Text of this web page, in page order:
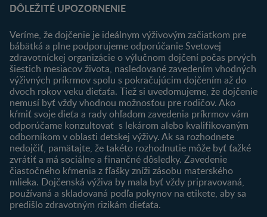
Výhody členstva
Môj účet
Registrácia
Newsletter
Prihlásenie
Produkty
Nájsť produkt
DÔLEŽITÉ UPOZORNENIE
Veríme, že dojčenie je ideálnym výživovým začiatkom pre
bábätká a plne podporujeme odporúčanie Svetovej
zdravotníckej organizácie o výlučnom dojčení počas prvých
šiestich mesiacov života, nasledované zavedením vhodných
výživných príkrmov spolu s pokračujúcim dojčením až do
dvoch rokov veku dieťaťa. Tiež si uvedomujeme, že dojčenie
nemusí byť vždy vhodnou možnosťou pre rodičov. Ako
kŕmiť svoje dieťa a rady ohľadom zavedenia príkrmov vám
odporúčame konzultovať s lekárom alebo kvalifikovaným
odborníkom v oblasti detskej výživy. Ak sa rozhodnete
nedojčiť, pamätajte, že takéto rozhodnutie môže byť ťažké
zvrátiť a má sociálne a finančné dôsledky. Zavedenie
čiastočného kŕmenia z fľašky zníži zásobu materského
mlieka. Dojčenská výživa by mala byť vždy pripravovaná,
používaná a skladovaná podľa pokynov na etikete, aby sa
predišlo zdravotným rizikám dieťaťa.